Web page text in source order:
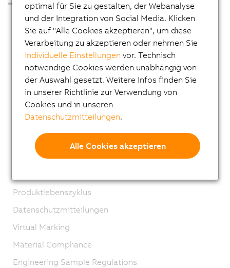
Presse
Blog
AutoMates
E-Mail-Service von B&R
Karriere
Lehre
Standorte
Kontakt
Impressum
Produktlebenszyklus
Datenschutzmitteilungen
Virtual Marking
Material Compliance
Engineering Sample Regulations
optimal für Sie zu gestalten, der Webanalyse
und der Integration von Social Media. Klicken
Sie auf "Alle Cookies akzeptieren", um diese
Verarbeitung zu akzeptieren oder nehmen Sie
individuelle Einstellungen vor. Technisch
notwendige Cookies werden unabhängig von
der Auswahl gesetzt. Weitere Infos finden Sie
in unserer Richtlinie zur Verwendung von
Cookies und in unseren
Datenschutzmitteilungen.
Alle Cookies akzeptieren